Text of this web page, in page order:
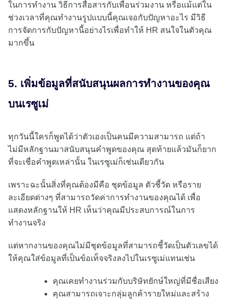
ในการทำงาน วิธีการสื่อสารกับเพื่อนร่วมงาน หรือแม้แต่ใน
ช่วงเวลาที่คุณทำงานรูปแบบนี้คุณเจอกับปัญหาอะไร มีวิธี
การจัดการกับปัญหานี้อย่างไรเพื่อทำให้ HR สนใจในตัวคุณ
มากขึ้น
5. เพิ่มข้อมูลที่สนับสนุนผลการทำงานของคุณ
บนเรซูเม่
ทุกวันนี้ใครก็พูดได้ว่าตัวเองเป็นคนมีความสามารถ แต่ถ้า
ไม่มีหลักฐานมาสนับสนุนคำพูดของคุณ สุดท้ายแล้วมันก็ยาก
ที่จะเชื่อคำพูดเหล่านั้น ในเรซูเม่ก็เช่นเดียวกัน
เพราะฉะนั้นสิ่งที่คุณต้องมีคือ ชุดข้อมูล ตัวชี้วัด หรือราย
ละเอียดต่างๆ ที่สามารถวัดค่าการทำงานของคุณได้ เพื่อ
แสดงหลักฐานให้ HR เห็นว่าคุณมีประสบการณ์ในการ
ทำงานจริง
แต่หากงานของคุณไม่มีชุดข้อมูลที่สามารถชี้วัดเป็นตัวเลขได้
ให้คุณใส่ข้อมูลที่เป็นข้อเท็จจริงลงไปในเรซูเม่แทนเช่น
คุณเคยทำงานร่วมกับบริษัทยักษ์ใหญ่ที่มีชื่อเสียง
คุณสามารถเจาะกลุ่มลูกค้ารายใหม่และสร้าง